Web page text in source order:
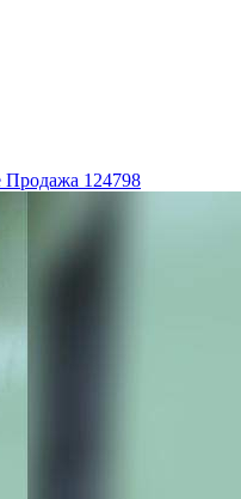
Продажа 124798